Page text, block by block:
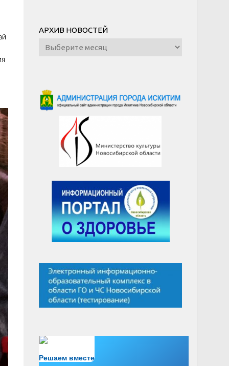
АРХИВ НОВОСТЕЙ
Архив
новостей
Решаем вместе